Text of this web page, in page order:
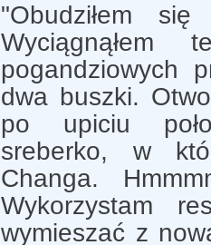
"Obudziłem
pogandziowych
dwa buszki.
po upiciu
sreberko, w
Changa.
Wykorzystam
wymieszać z